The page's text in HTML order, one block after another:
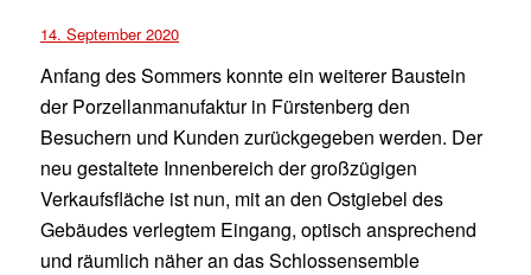
14. September 2020
Anfang des Sommers konnte ein weiterer Baustein
der Porzellanmanufaktur in Fürstenberg den
Besuchern und Kunden zurückgegeben werden. Der
neu gestaltete Innenbereich der großzügigen
Verkaufsfläche ist nun, mit an den Ostgiebel des
Gebäudes verlegtem Eingang, optisch ansprechend
und räumlich näher an das Schlossensemble